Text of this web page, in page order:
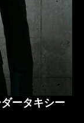
着物ドレス
ス
ータキシー